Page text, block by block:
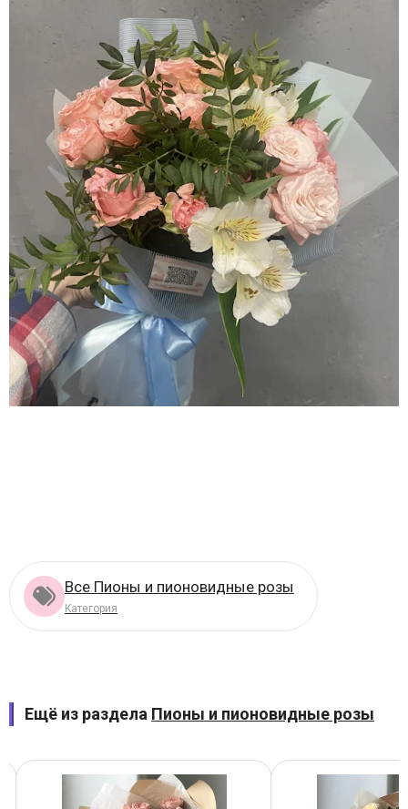
Все Пионы и пионовидные розы
Категория
Ещё из раздела Пионы и пионовидные розы